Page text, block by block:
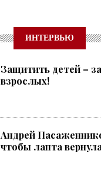
ИНТЕРВЬЮ
Защитить детей –
взрослых!
Андрей
чтобы лапта